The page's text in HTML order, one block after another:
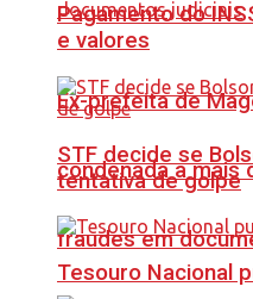
Ex-prefeita de
condenada a mais
fraudes em
Pagamento do
e valores
STF decide se
tentativa de golpe
Tesouro Nacional